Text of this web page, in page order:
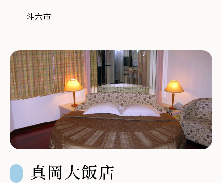
斗六市
真岡大飯店